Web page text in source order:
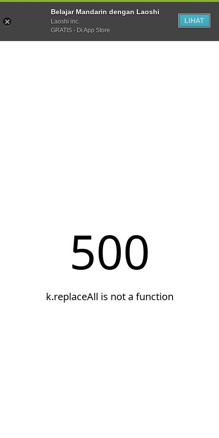
Belajar Mandarin dengan Laoshi
Laoshi inc.
GRATIS - Di App Store
LIHAT
500
k.replaceAll is not a function